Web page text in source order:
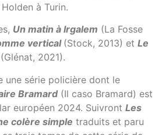
à Turin.
Un matin à Irgalem (La Fosse
vertical(Stock, 2013) et Le
(Glénat, 2021).
une série policière dont le
Bramard(Il caso Bramard) est
européen 2024. Suivront Les
colère simple traduits et paru